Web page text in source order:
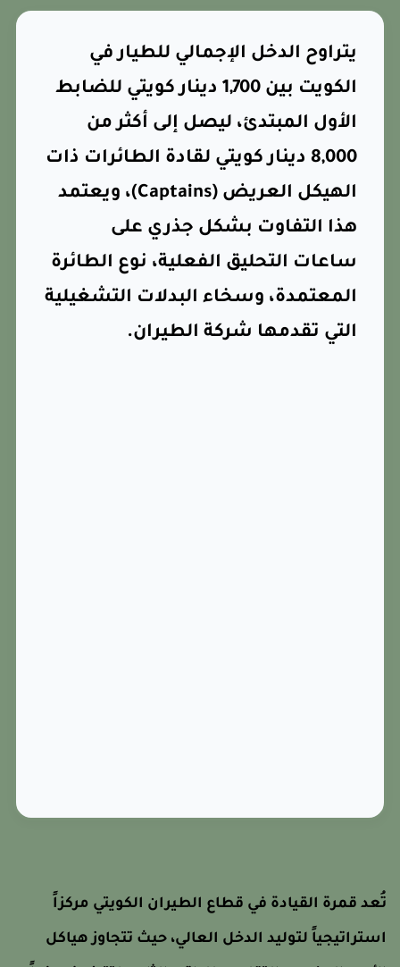
يتراوح الدخل الإجمالي للطيار في
الكويت بين 1,700 دينار كويتي للضابط
الأول المبتدئ، ليصل إلى أكثر من
8,000 دينار كويتي لقادة الطائرات ذات
الهيكل العريض (Captains)، ويعتمد
هذا التفاوت بشكل جذري على
ساعات التحليق الفعلية، نوع الطائرة
المعتمدة، وسخاء البدلات التشغيلية
التي تقدمها شركة الطيران.
قمرة القيادة في قطاع الطيران الكويتي مركزاً
لتوليد الدخل العالي، حيث تتجاوز هياكل